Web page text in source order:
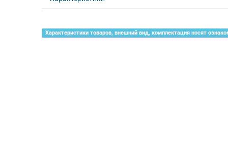
Характеристики товаров, внешний вид, комплектация носят